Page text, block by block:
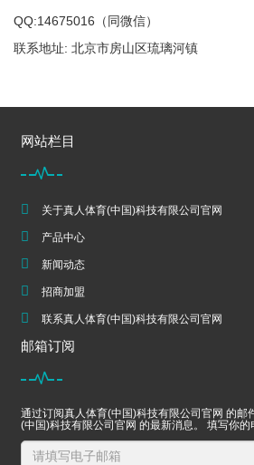
QQ:14675016（同微信）
联系地址: 北京市房山区琉璃河镇
网站栏目
关于真人体育(中国)科技有限公司官网
产品中心
新闻动态
招商加盟
联系真人体育(中国)科技有限公司官网
邮箱订阅
通过订阅真人体育(中国)科技有限公司官网 的邮
(中国)科技有限公司官网 的最新消息。 填写你的